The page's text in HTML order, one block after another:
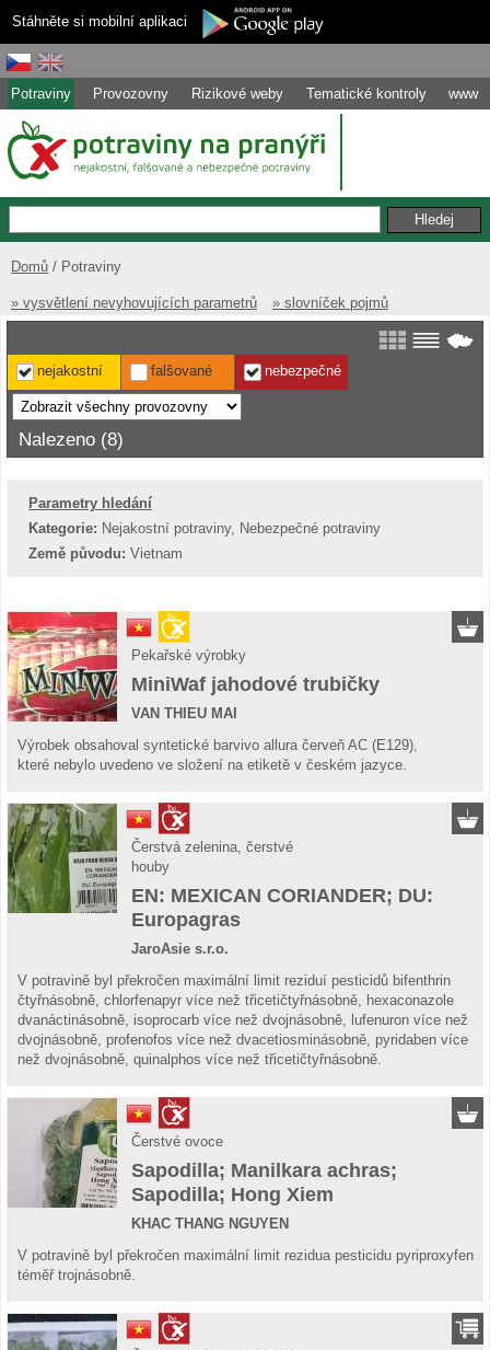
Stáhněte si mobilní aplikaci
Potraviny Provozovny Rizikové weby Tematické kontroly www
Domů Potraviny
» vysvětlení nevyhovujících parametrů » slovníček pojmů
nejakostní falšované nebezpečné
Nalezeno (8)
Parametry hledání
Kategorie: Nejakostní potraviny, Nebezpečné potraviny
Země původu: Vietnam
Pekařské výrobky
MiniWaf jahodové trubičky
VAN THIEU MAI
Výrobek obsahoval syntetické barvivo allura červeň AC (E129),
které nebylo uvedeno ve složení na etiketě v českém jazyce.
Čerstvá zelenina, čerstvé
houby
EN: MEXICAN CORIANDER; DU:
Europagras
JaroAsie s.r.o.
V potravině byl překročen maximální limit reziduí pesticidů bifenthrin
čtyřnásobně, chlorfenapyr více než třicetičtyřnásobně, hexaconazole
dvanáctinásobně, isoprocarb více než dvojnásobně, lufenuron více než
dvojnásobně, profenofos více než dvacetiosminásobně, pyridaben více
než dvojnásobně, quinalphos více než třicetičtyřnásobně.
Čerstvé ovoce
Sapodilla; Manilkara achras;
Sapodilla; Hong Xiem
KHAC THANG NGUYEN
V potravině byl překročen maximální limit rezidua pesticidu pyriproxyfen
téměř trojnásobně.